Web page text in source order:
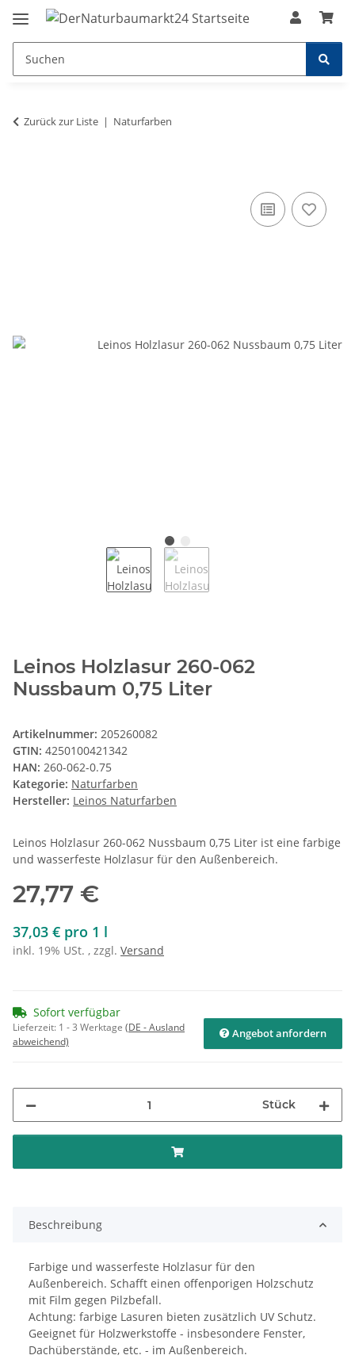
Zurück zur Liste Naturfarben
Leinos Holzlasur 260-062
Nussbaum 0,75 Liter
Artikelnummer: 205260082
GTIN: 4250100421342
HAN: 260-062-0.75
Kategorie: Naturfarben
Hersteller: Leinos Naturfarben
Leinos Holzlasur 260-062 Nussbaum 0,75 Liter ist eine farbige
und wasserfeste Holzlasur für den Außenbereich.
27,77 €
37,03 € pro 1 l
inkl. 19% USt. , zzgl. Versand
Sofort verfügbar
Lieferzeit: 1 - 3 Werktage (DE - Ausland
abweichend)
Angebot anfordern
Stück
Beschreibung
Farbige und wasserfeste Holzlasur für den
Außenbereich. Schafft einen offenporigen Holzschutz
mit Film gegen Pilzbefall.
Achtung: farbige Lasuren bieten zusätzlich UV Schutz.
Geeignet für Holzwerkstoffe - insbesondere Fenster,
Dachüberstände, etc. - im Außenbereich.